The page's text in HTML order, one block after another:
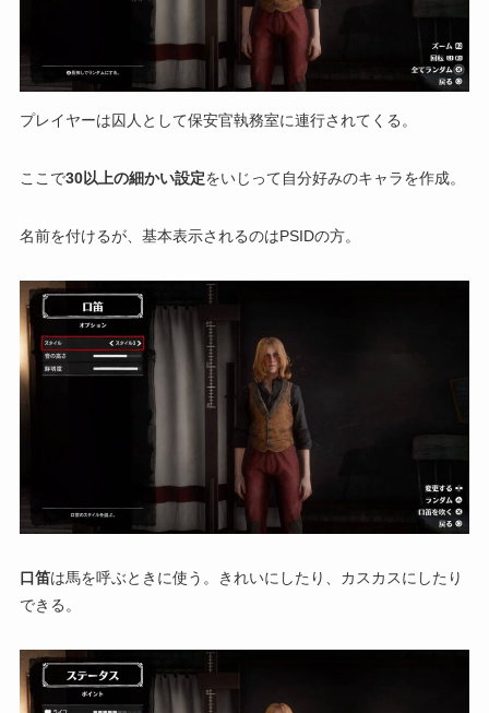
プレイヤーは囚人として保安官執務室に連行されてくる。
ここで30以上の細かい設定をいじって自分好みのキャラを作成。
名前を付けるが、基本表示されるのはPSIDの方。
口笛は馬を呼ぶときに使う。きれいにしたり、カスカスにしたり
できる。